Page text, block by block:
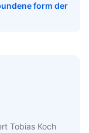
form der
Tobias Koch